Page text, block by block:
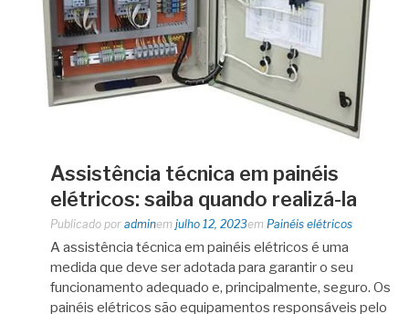
Assistência técnica em painéis
elétricos: saiba quando realizá-la
Publicado por adminem julho 12, 2023em Painéis elétricos
A assistência técnica em painéis elétricos é uma
medida que deve ser adotada para garantir o seu
funcionamento adequado e, principalmente, seguro. Os
painéis elétricos são equipamentos responsáveis pelo